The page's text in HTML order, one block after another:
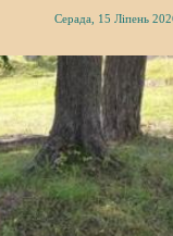
Серада, 15 Ліпень